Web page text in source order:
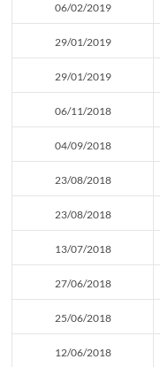
06/02/2019
29/01/2019
29/01/2019
06/11/2018
04/09/2018
23/08/2018
23/08/2018
13/07/2018
27/06/2018
25/06/2018
12/06/2018